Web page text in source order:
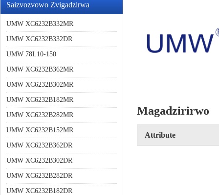
Saizvozvowo Zvigadzirwa
UMW XC6232B332MR
UMW XC6232B332DR
UMW 78L10-150
UMW XC6232B362MR
UMW XC6232B302MR
UMW XC6232B182MR
UMW XC6232B282MR
UMW XC6232B152MR
UMW XC6232B362DR
UMW XC6232B302DR
UMW XC6232B282DR
UMW XC6232B182DR
Magadzirirwo
Attribute